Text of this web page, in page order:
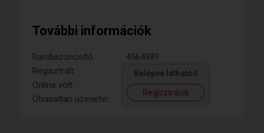
További információk
Randiazonosító:
4564389
Regisztrált:
Online volt:
Olvasatlan üzenetei:
Belépve láthatod
Regisztrálok